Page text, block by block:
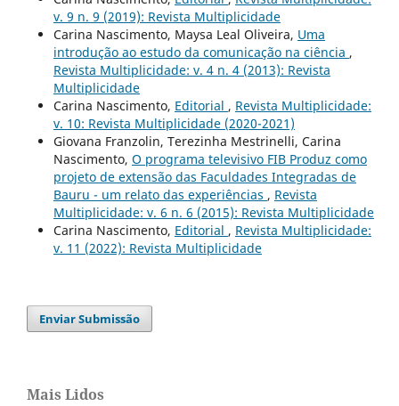
v. 9 n. 9 (2019): Revista Multiplicidade
Carina Nascimento, Maysa Leal Oliveira, Uma
introdução ao estudo da comunicação na ciência ,
Revista Multiplicidade: v. 4 n. 4 (2013): Revista
Multiplicidade
Carina Nascimento, Editorial , Revista Multiplicidade:
v. 10: Revista Multiplicidade (2020-2021)
Giovana Franzolin, Terezinha Mestrinelli, Carina
Nascimento, O programa televisivo FIB Produz como
projeto de extensão das Faculdades Integradas de
Bauru - um relato das experiências , Revista
Multiplicidade: v. 6 n. 6 (2015): Revista Multiplicidade
Carina Nascimento, Editorial , Revista Multiplicidade:
v. 11 (2022): Revista Multiplicidade
Enviar Submissão
Mais Lidos